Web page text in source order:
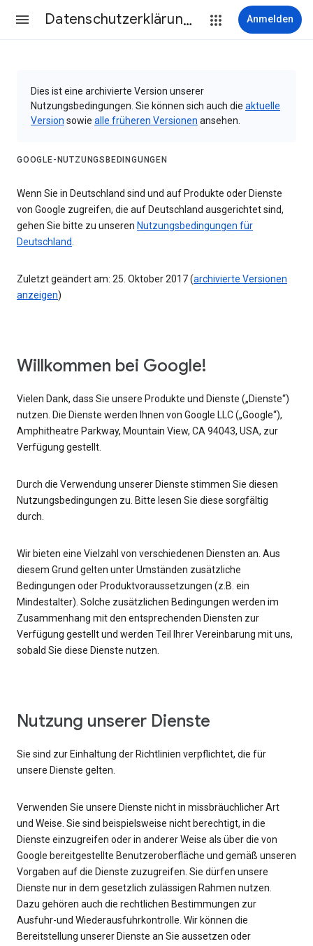
Datenschutzerklärung & Nutzungsbedingungen Anmelden
Dies ist eine archivierte Version unserer
Nutzungsbedingungen. Sie können sich auch die aktuelle
Version sowie alle früheren Versionen ansehen.
GOOGLE-NUTZUNGSBEDINGUNGEN
Wenn Sie in Deutschland sind und auf Produkte oder Dienste
von Google zugreifen, die auf Deutschland ausgerichtet sind,
gehen Sie bitte zu unseren Nutzungsbedingungen für
Deutschland.
Zuletzt geändert am: 25. Oktober 2017 (archivierte Versionen
anzeigen)
Willkommen bei Google!
Vielen Dank, dass Sie unsere Produkte und Dienste („Dienste“)
nutzen. Die Dienste werden Ihnen von Google LLC („Google“),
Amphitheatre Parkway, Mountain View, CA 94043, USA, zur
Verfügung gestellt.
Durch die Verwendung unserer Dienste stimmen Sie diesen
Nutzungsbedingungen zu. Bitte lesen Sie diese sorgfältig
durch.
Wir bieten eine Vielzahl von verschiedenen Diensten an. Aus
diesem Grund gelten unter Umständen zusätzliche
Bedingungen oder Produktvoraussetzungen (z.B. ein
Mindestalter). Solche zusätzlichen Bedingungen werden im
Zusammenhang mit den entsprechenden Diensten zur
Verfügung gestellt und werden Teil Ihrer Vereinbarung mit uns,
sobald Sie diese Dienste nutzen.
Nutzung unserer Dienste
Sie sind zur Einhaltung der Richtlinien verpflichtet, die für
unsere Dienste gelten.
Verwenden Sie unsere Dienste nicht in missbräuchlicher Art
und Weise. Sie sind beispielsweise nicht berechtigt, in die
Dienste einzugreifen oder in anderer Weise als über die von
Google bereitgestellte Benutzeroberfläche und gemäß unseren
Vorgaben auf die Dienste zuzugreifen. Sie dürfen unsere
Dienste nur in dem gesetzlich zulässigen Rahmen nutzen.
Dazu gehören auch die rechtlichen Bestimmungen zur
Ausfuhr-und Wiederausfuhrkontrolle. Wir können die
Bereitstellung unserer Dienste an Sie aussetzen oder